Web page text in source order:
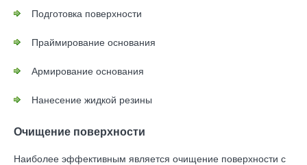
Подготовка поверхности
Праймирование основания
Армирование основания
Нанесение жидкой резины
Очищение поверхности
Наиболее эффективным является очищение поверхности с